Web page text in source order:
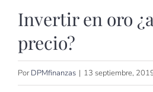
Invertir en oro
precio?
PorDPMfinanzas | 13 septiembre,